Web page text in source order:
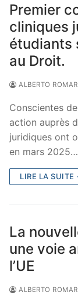
Premier
cliniques
étudiants
au Droit.
ALBERTO
Conscientes
action auprès
juridiques ont
en mars 2025…
LIRE LA SUITE
La
une voie
l’UE
ALBERTO